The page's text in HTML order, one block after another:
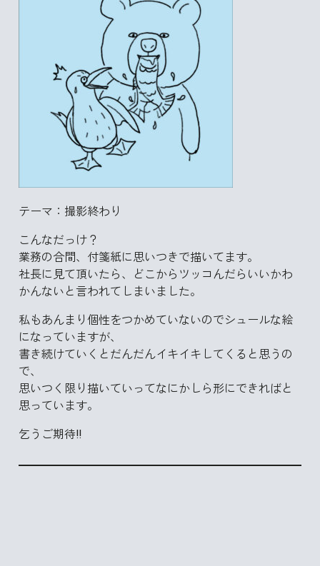
テーマ：撮影終わり
こんなだっけ？
業務の合間、付箋紙に思いつきで描いてます。
社長に見て頂いたら、どこからツッコんだらいいかわ
かんないと言われてしまいました。
私もあんまり個性をつかめていないのでシュールな絵
になっていますが、
書き続けていくとだんだんイキイキしてくると思うの
で、
思いつく限り描いていってなにかしら形にできればと
思っています。
乞うご期待‼